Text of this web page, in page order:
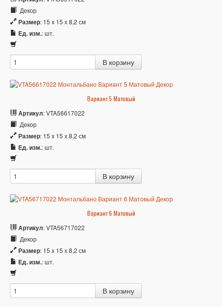
Декор
Размер: 15 x 15 x 8,2 см
Ед. изм.: шт.
Вариант 5 Матовый
Артикул: VTA56617022
Декор
Размер: 15 x 15 x 8,2 см
Ед. изм.: шт.
Вариант 6 Матовый
Артикул: VTA56717022
Декор
Размер: 15 x 15 x 8,2 см
Ед. изм.: шт.